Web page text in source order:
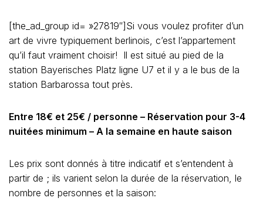
[the_ad_group id= »27819″]Si vous voulez profiter d’un
art de vivre typiquement berlinois, c’est l’appartement
qu’il faut vraiment choisir! Il est situé au pied de la
station Bayerisches Platz ligne U7 et il y a le bus de la
station Barbarossa tout près.
Entre 18€ et 25€ / personne – Réservation pour 3-4
nuitées minimum – A la semaine en haute saison
Les prix sont donnés à titre indicatif et s’entendent à
partir de ; ils varient selon la durée de la réservation, le
nombre de personnes et la saison: